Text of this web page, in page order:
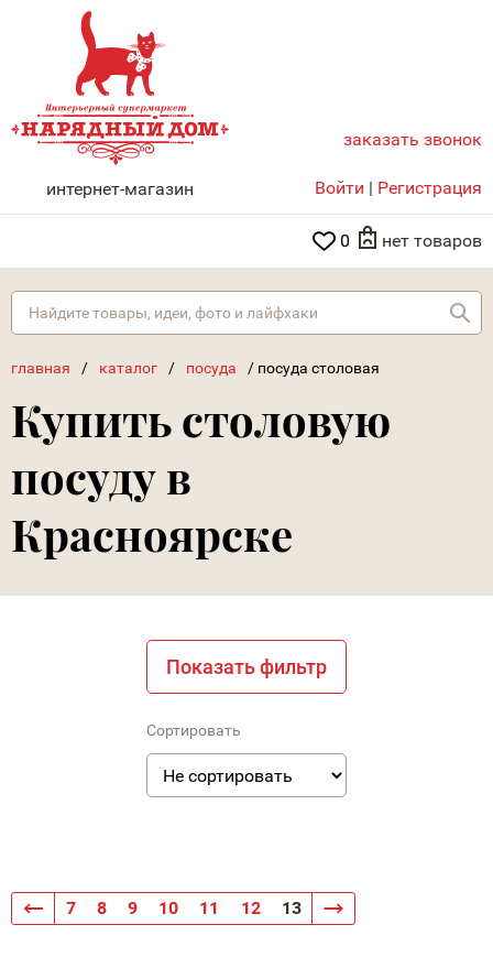
НАРЯДНЫЙ ДОМ
интернет-магазин
заказать звонок
Войти | Регистрация
0 нет товаров
главная / каталог / посуда / посуда столовая
Купить столовую
посуду в
Красноярске
7 8 9 10 11 12 13
Показать фильтр
Сортировать